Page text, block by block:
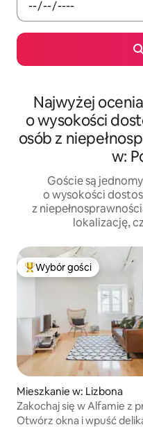
Najwyżej
o wysokości
osób z
w:
Goście są
o wysokości
z
lokalizację,
Najpopularniejsze z
Wybór gości
Mieszkanie w: Lizbona
Zakochaj się w Alfamie z
patio
Otwórz okna i wpuść